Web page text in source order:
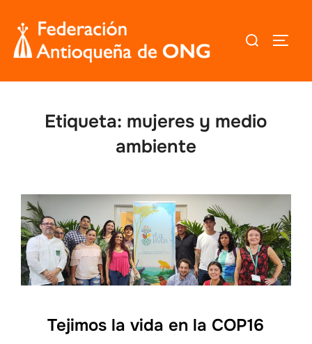
contenido
Buscar:
Etiqueta: mujeres y medio
ambiente
Tejimos la vida en la COP16